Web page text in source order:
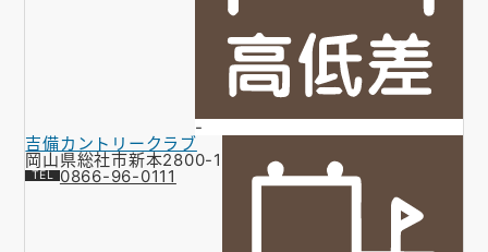
-
吉備カントリークラブ
岡山県総社市新本2800-1
0866-96-0111